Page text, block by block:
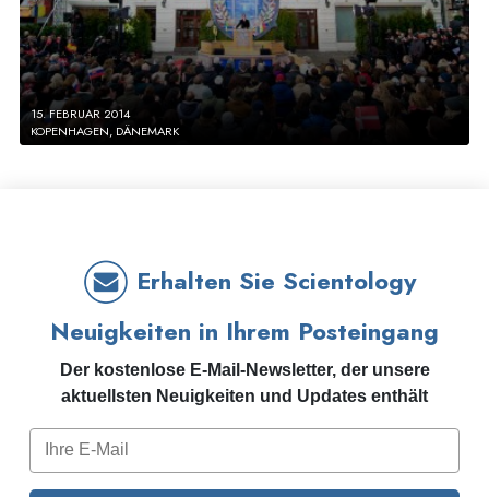
15. FEBRUAR 2014
KOPENHAGEN, DÄNEMARK
Erhalten Sie Scientology
Neuigkeiten in Ihrem Posteingang
Der kostenlose E-Mail-Newsletter, der unsere
aktuellsten Neuigkeiten und Updates enthält